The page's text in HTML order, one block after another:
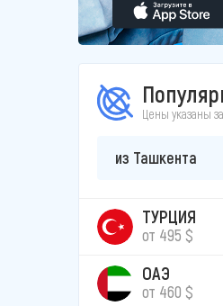
Цены указаны
из Ташкента
ТУРЦИЯ
от 495 $
ОАЭ
от 460 $